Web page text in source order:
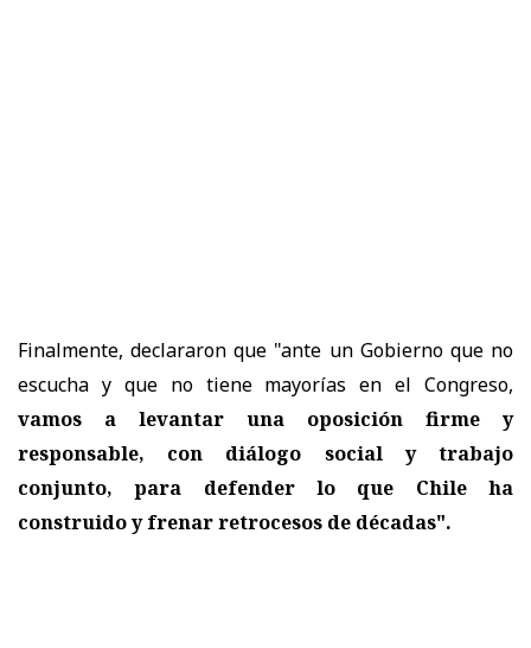
Finalmente, declararon que "ante un Gobierno que no
escucha y que no tiene mayorías en el Congreso,
vamos a levantar una oposición firme y
responsable, con diálogo social y trabajo
conjunto, para defender lo que Chile ha
construido y frenar retrocesos de décadas".